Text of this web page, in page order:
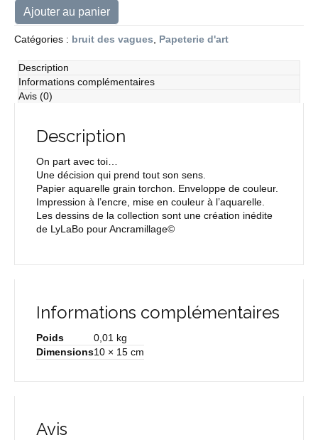
Course
au
large
Ajouter au panier
Catégories : bruit des vagues Papeterie d'art
Description
Informations complémentaires
Avis (0)
Description
On part avec toi…
Une décision qui prend tout son sens.
Papier aquarelle grain torchon. Enveloppe de couleur.
Impression à l’encre, mise en couleur à l’aquarelle.
Les dessins de la collection sont une création inédite
de LyLaBo pour Ancramillage©
Informations complémentaires
Poids
0,01 kg
Dimensions10 × 15 cm
Avis